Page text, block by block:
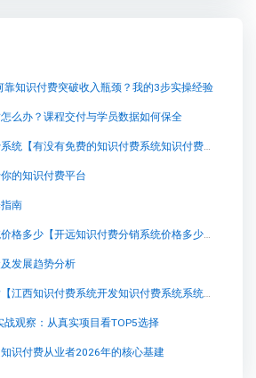
知识付费突破收入瓶颈？我的3步实操经验
么办？课程交付与学员数据如何保全
有没有免费的知识付费系统【有没有免费的知识付费系统知识付费系统系统怎么制作，知识付费系统搭建使用教程】
的知识付费平台
南
开远知识付费分销系统价格多少【开远知识付费分销系统价格多少知识付费系统系统怎么制作，知识付费系统搭建使用教程】
发展趋势分析
江西知识付费系统开发【江西知识付费系统开发知识付费系统系统怎么制作，知识付费系统搭建使用教程】
观察：从真实项目看TOP5选择
识付费从业者2026年的核心基建